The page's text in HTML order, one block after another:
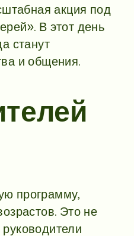
акция под
В этот день
станут
и общения.
программу,
Это не